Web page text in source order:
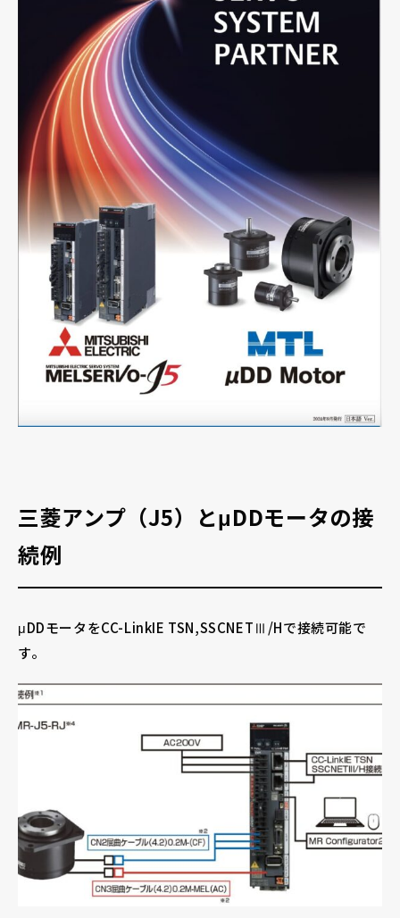
お電話でのお問い合わせ
電話をかける
三菱アンプ（J5）とμDDモータの接
続例
μDDモータをCC-LinkIE TSN,SSCNETⅢ/Hで接続可能で
す。